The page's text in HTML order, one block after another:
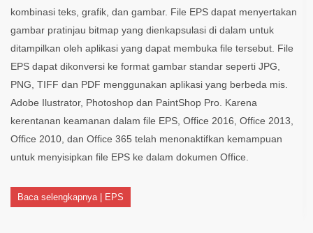
kombinasi teks, grafik, dan gambar. File EPS dapat menyertakan
gambar pratinjau bitmap yang dienkapsulasi di dalam untuk
ditampilkan oleh aplikasi yang dapat membuka file tersebut. File
EPS dapat dikonversi ke format gambar standar seperti JPG,
PNG, TIFF dan PDF menggunakan aplikasi yang berbeda mis.
Adobe Ilustrator, Photoshop dan PaintShop Pro. Karena
kerentanan keamanan dalam file EPS, Office 2016, Office 2013,
Office 2010, dan Office 365 telah menonaktifkan kemampuan
untuk menyisipkan file EPS ke dalam dokumen Office.
Baca selengkapnya | EPS